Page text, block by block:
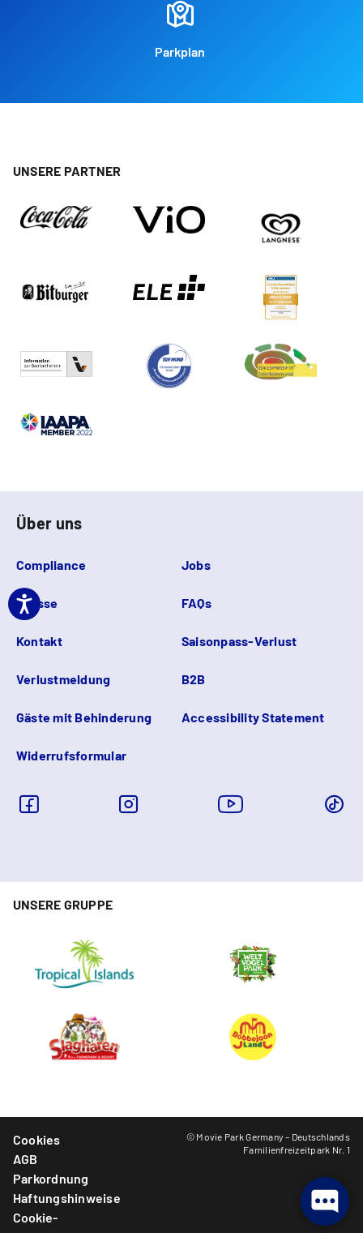
Parkplan
UNSERE PARTNER
Über uns
Compliance Jobs
Presse FAQs
Kontakt Saisonpass-Verlust
Verlustmeldung B2B
Gäste mit Behinderung Accessibility Statement
Widerrufsformular
UNSERE GRUPPE
Cookies
AGB
Parkordnung
Haftungshinweise
Cookie-
© Movie Park Germany – Deutschlands
Familienfreizeitpark Nr. 1